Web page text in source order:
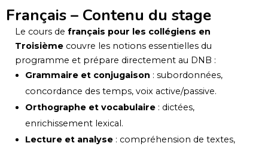
Français – Contenu du stage
Le cours de français pour les collégiens en
Troisième couvre les notions essentielles du
programme et prépare directement au DNB :
Grammaire et conjugaison : subordonnées,
concordance des temps, voix active/passive.
Orthographe et vocabulaire : dictées,
enrichissement lexical.
Lecture et analyse : compréhension de textes,